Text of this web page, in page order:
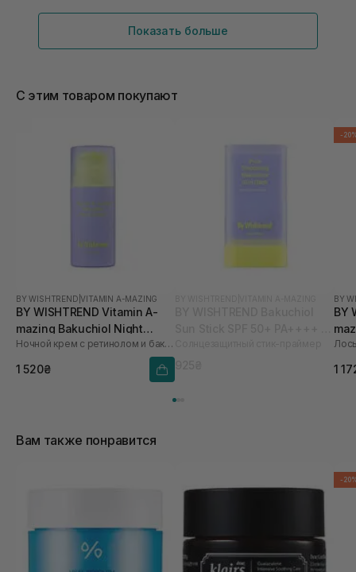
Показать больше
С этим товаром покупают
BY WISHTREND |VITAMIN A-MAZING
BY WISHTREND Vitamin A-
mazing Bakuchiol Night
Cream 30 мл
Ночной крем с ретинолом и бакучиолом
1 520₴
-
BY
BY
1
Вам также понравится
-